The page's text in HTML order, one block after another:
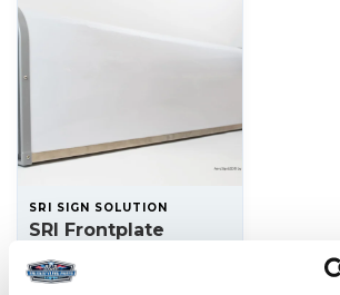
SRI SIGN SOLUTION
SRI Frontplate
Aerosign